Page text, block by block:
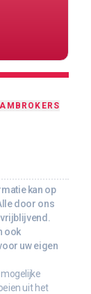
BROKERS
kan op
door ons
ook
uw eigen
uit het